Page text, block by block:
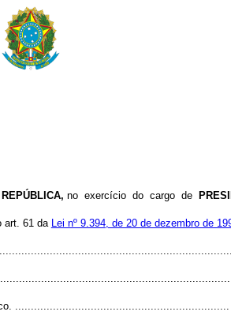
no exercício do cargo de
art. 61 da Lei nº 9.394, de 20 de dezembro de
....................................................................